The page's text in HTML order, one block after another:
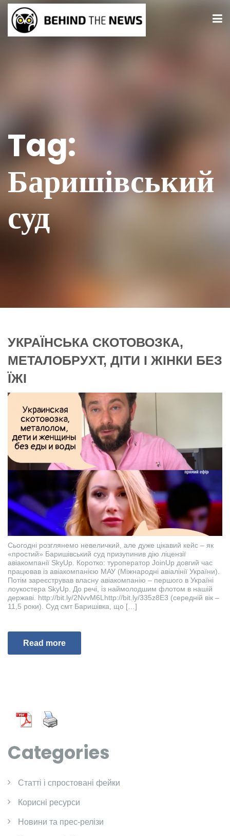
Tag:
Баришівський
суд
УКРАЇНСЬКА СКОТОВОЗКА,
МЕТАЛОБРУХТ, ДІТИ І ЖІНКИ БЕЗ
ЇЖІ
Сьогодні розглянемо невеличкий, але дуже цікавий кейс – як
«простий» Баришівський суд призупинив дію ліцензії
авіакомпанії SkyUp. Коротко: туроператор JoinUp довгий час
працював із авіакомпанією МАУ (Міжнародні авіалінії України).
Потім зареєстрував власну авіакомпанію – першого в Україні
лоукостера SkyUp. До речі, із наймолодшим флотом в нашій
державі. http://bit.ly/2NvvM6Lhttp://bit.ly/335z8E3 (середній вік –
11,5 роки). Суд смт Баришівка, що […]
Read more
Categories
Cтатті і спростовані фейки
Корисні ресурси
Новини та прес-релізи